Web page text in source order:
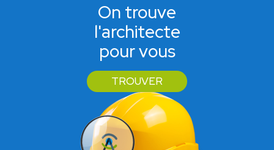
On trouve
l'architecte
pour vous
TROUVER